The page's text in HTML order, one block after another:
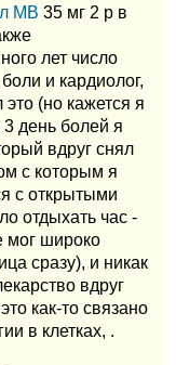
МВ 35 мг 2 р в
лет число
и кардиолог,
(но кажется я
день болей я
вдруг снял
с которым я
с открытыми
отдыхать час -
мог широко
сразу), и никак
вдруг
как-то связано
в клетках, .